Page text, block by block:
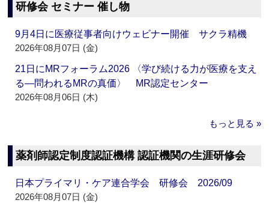
研修会 セミナー 催し物
9月4日に医療従事者向けウェビナー開催 サクラ精機
2026年08月07日 (金)
21日にMRフォーラム2026 〈学び続ける力が医療を支え
る―問われるMRの真価〉 MR認定センター
2026年08月06日 (木)
もっと見る »
薬剤師認定制度認証機構 認証機関の生涯研修会
日本プライマリ・ケア連合学会 研修会 2026/09
2026年08月07日 (金)